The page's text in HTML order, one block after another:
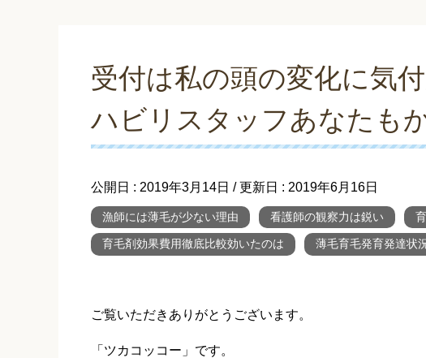
受付は私の頭の変化に気
ハビリスタッフあなたも
公開日 : 2019年3月14日 / 更新日 : 2019年6月16日
漁師には薄毛が少ない理由 看護師の観察力は鋭い
育毛剤効果費用徹底比較効いたのは 薄毛育毛発育発達状
ご覧いただきありがとうございます。
「ツカコッコー」です。